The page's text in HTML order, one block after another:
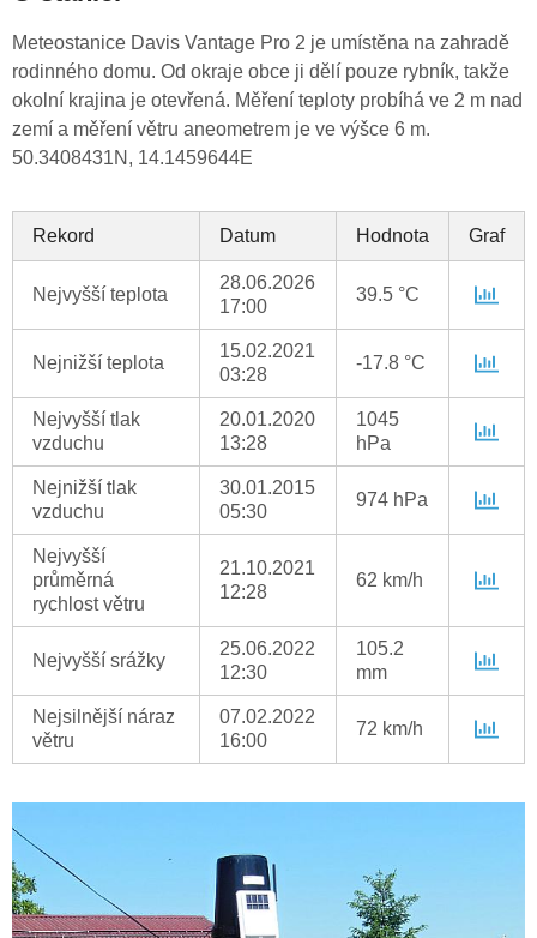
Meteostanice Davis Vantage Pro 2 je umístěna na zahradě
rodinného domu. Od okraje obce ji dělí pouze rybník, takže
okolní krajina je otevřená. Měření teploty probíhá ve 2 m nad
zemí a měření větru aneometrem je ve výšce 6 m.
50.3408431N, 14.1459644E
Rekord Datum Hodnota Graf
Nejvyšší teplota
28.06.2026
17:00
39.5 °C
Nejnižší teplota
15.02.2021
03:28
-17.8 °C
Nejvyšší tlak
vzduchu
20.01.2020
13:28
1045
hPa
Nejnižší tlak
vzduchu
30.01.2015
05:30
974 hPa
Nejvyšší
průměrná
rychlost větru
21.10.2021
12:28
62 km/h
Nejvyšší srážky
25.06.2022
12:30
105.2
mm
Nejsilnější náraz
větru
07.02.2022
16:00
72 km/h